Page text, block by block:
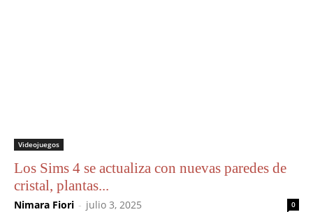
Videojuegos
Los Sims 4 se actualiza con nuevas paredes de
cristal, plantas...
Nimara Fiori - julio 3, 2025 0